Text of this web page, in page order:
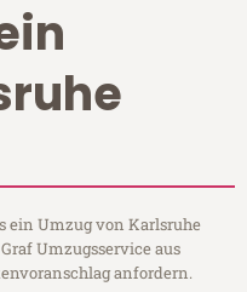
ein Umzug von Karlsruhe
Umzugsservice aus
anfordern.